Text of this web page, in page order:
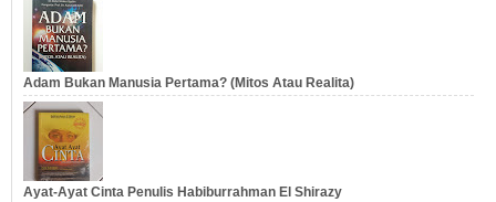
Adam Bukan Manusia Pertama? (Mitos Atau Realita)
Ayat-Ayat Cinta Penulis Habiburrahman El Shirazy